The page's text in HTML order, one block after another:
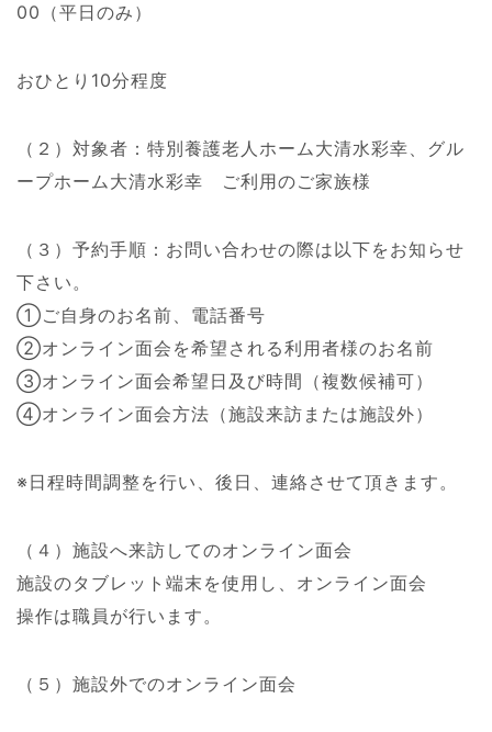
00（平日のみ）
おひとり10分程度
（２）対象者：特別養護老人ホーム大清水彩幸、グル
ープホーム大清水彩幸 ご利用のご家族様
（３）予約手順：お問い合わせの際は以下をお知らせ
下さい。
①ご自身のお名前、電話番号
②オンライン面会を希望される利用者様のお名前
③オンライン面会希望日及び時間（複数候補可）
④オンライン面会方法（施設来訪または施設外）
※日程時間調整を行い、後日、連絡させて頂きます。
（４）施設へ来訪してのオンライン面会
施設のタブレット端末を使用し、オンライン面会
操作は職員が行います。
（５）施設外でのオンライン面会